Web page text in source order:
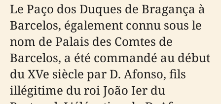
Le Paço dos Duques de Bragança à
Barcelos, également connu sous le
nom de Palais des Comtes de
Barcelos, a été commandé au début
du XVe siècle par D. Afonso, fils
illégitime du roi João Ier du